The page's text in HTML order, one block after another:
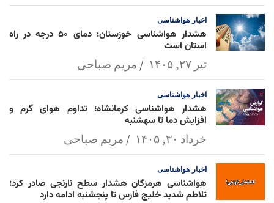
اخبار هواشناسی
هشدار هواشناسی خوزستان؛ دمای ۵۰ درجه در راه
استان است
تیر ۲۷, ۱۴۰۵ مریم صباحی
اخبار هواشناسی
هشدار هواشناسی کرمانشاه؛ تداوم هوای گرم و
افزایش دما تا سهشنبه
خرداد ۳۰, ۱۴۰۵ مریم صباحی
اخبار هواشناسی
هواشناسی هرمزگان هشدار سطح نارنجی صادر کرد؛
تلاطم شدید خلیج فارس تا پنجشنبه ادامه دارد